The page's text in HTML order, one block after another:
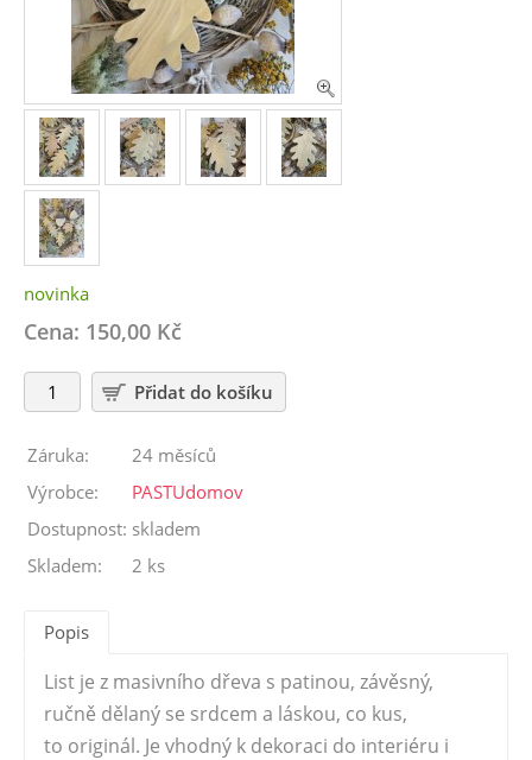
novinka
Cena: 150,00 Kč
Záruka:
24 měsíců
Výrobce:
PASTUdomov
Dostupnost: skladem
Skladem:
2 ks
Popis
List je z masivního dřeva s patinou, závěsný,
ručně dělaný se srdcem a láskou, co kus,
to originál. Je vhodný k dekoraci do interiéru i